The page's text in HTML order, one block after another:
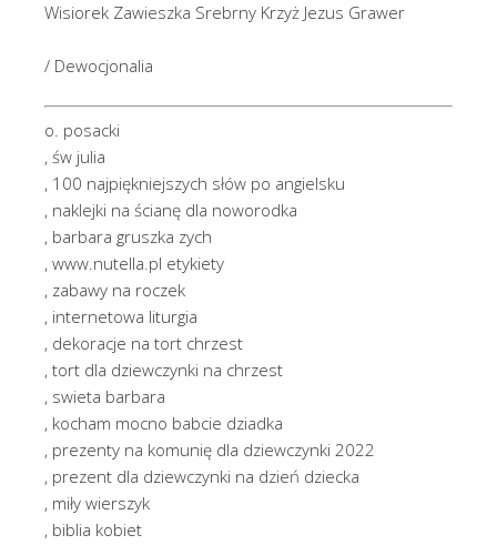
Wisiorek Zawieszka Srebrny Krzyż Jezus Grawer
/ Dewocjonalia
o. posacki
, św julia
, 100 najpiękniejszych słów po angielsku
, naklejki na ścianę dla noworodka
, barbara gruszka zych
, www.nutella.pl etykiety
, zabawy na roczek
, internetowa liturgia
, dekoracje na tort chrzest
, tort dla dziewczynki na chrzest
, swieta barbara
, kocham mocno babcie dziadka
, prezenty na komunię dla dziewczynki 2022
, prezent dla dziewczynki na dzień dziecka
, miły wierszyk
, biblia kobiet